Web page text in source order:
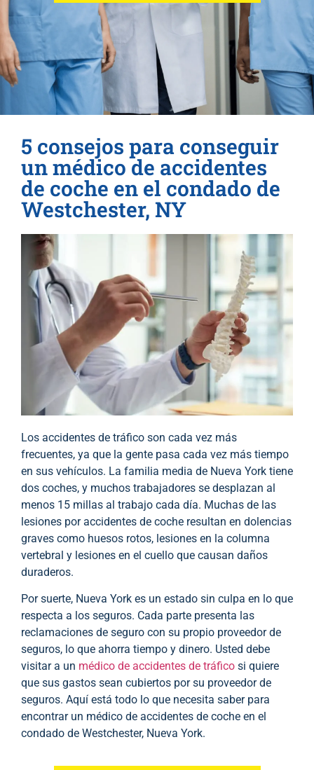
5 consejos para conseguir
un médico de accidentes
de coche en el condado de
Westchester, NY
Los accidentes de tráfico son cada vez más
frecuentes, ya que la gente pasa cada vez más tiempo
en sus vehículos. La familia media de Nueva York tiene
dos coches, y muchos trabajadores se desplazan al
menos 15 millas al trabajo cada día. Muchas de las
lesiones por accidentes de coche resultan en dolencias
graves como huesos rotos, lesiones en la columna
vertebral y lesiones en el cuello que causan daños
duraderos.
Por suerte, Nueva York es un estado sin culpa en lo que
respecta a los seguros. Cada parte presenta las
reclamaciones de seguro con su propio proveedor de
seguros, lo que ahorra tiempo y dinero. Usted debe
visitar a un médico de accidentes de tráfico si quiere
que sus gastos sean cubiertos por su proveedor de
seguros. Aquí está todo lo que necesita saber para
encontrar un médico de accidentes de coche en el
condado de Westchester, Nueva York.